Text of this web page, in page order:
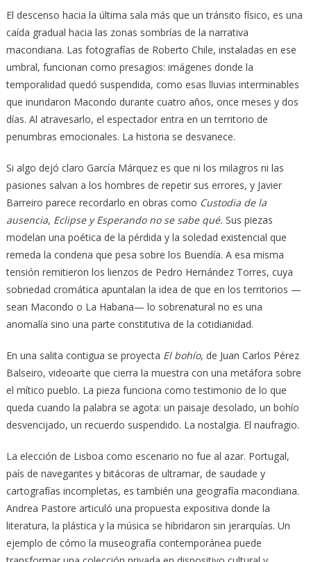
El descenso hacia la última sala más que un tránsito físico, es una
caída gradual hacia las zonas sombrías de la narrativa
macondiana. Las fotografías de Roberto Chile, instaladas en ese
umbral, funcionan como presagios: imágenes donde la
temporalidad quedó suspendida, como esas lluvias interminables
que inundaron Macondo durante cuatro años, once meses y dos
días. Al atravesarlo, el espectador entra en un territorio de
penumbras emocionales. La historia se desvanece.
Si algo dejó claro García Márquez es que ni los milagros ni las
pasiones salvan a los hombres de repetir sus errores, y Javier
Barreiro parece recordarlo en obras como Custodia de la
ausencia, Eclipsey Esperando no se sabe qué. Sus piezas
modelan una poética de la pérdida y la soledad existencial que
remeda la condena que pesa sobre los Buendía. A esa misma
tensión remitieron los lienzos de Pedro Hernández Torres, cuya
sobriedad cromática apuntalan la idea de que en los territorios —
sean Macondo o La Habana— lo sobrenatural no es una
anomalía sino una parte constitutiva de la cotidianidad.
En una salita contigua se proyecta El bohío, de Juan Carlos Pérez
Balseiro, videoarte que cierra la muestra con una metáfora sobre
el mítico pueblo. La pieza funciona como testimonio de lo que
queda cuando la palabra se agota: un paisaje desolado, un bohío
desvencijado, un recuerdo suspendido. La nostalgia. El naufragio.
La elección de Lisboa como escenario no fue al azar. Portugal,
país de navegantes y bitácoras de ultramar, de saudade y
cartografías incompletas, es también una geografía macondiana.
Andrea Pastore articuló una propuesta expositiva donde la
literatura, la plástica y la música se hibridaron sin jerarquías. Un
ejemplo de cómo la museografía contemporánea puede